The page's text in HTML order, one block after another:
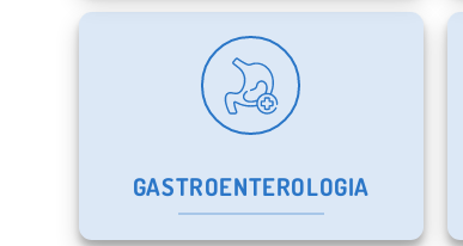
GASTROENTEROLOGIA